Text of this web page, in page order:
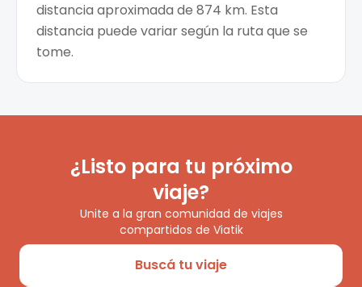
distancia aproximada de 874 km. Esta
distancia puede variar según la ruta que se
tome.
¿Listo para tu próximo
viaje?
Unite a la gran comunidad de viajes
compartidos de Viatik
Buscá tu viaje